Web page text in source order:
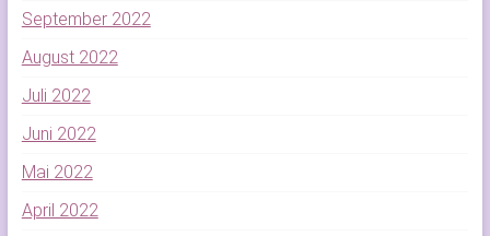
September 2022
August 2022
Juli 2022
Juni 2022
Mai 2022
April 2022